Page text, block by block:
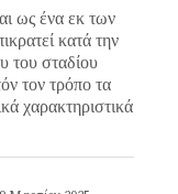
ως ένα εκ των
κατά την
του σταδίου
τον τρόπο τα
χαρακτηριστικά